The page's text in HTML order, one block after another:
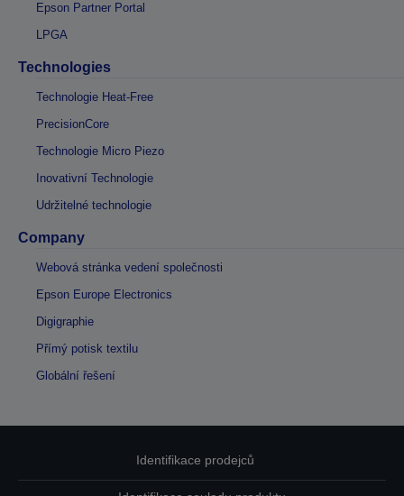
Epson Partner Portal
LPGA
Technologies
Technologie Heat-Free
PrecisionCore
Technologie Micro Piezo
Inovativní Technologie
Udržitelné technologie
Company
Webová stránka vedení společnosti
Epson Europe Electronics
Digigraphie
Přímý potisk textilu
Globální řešení
Identifikace prodejců